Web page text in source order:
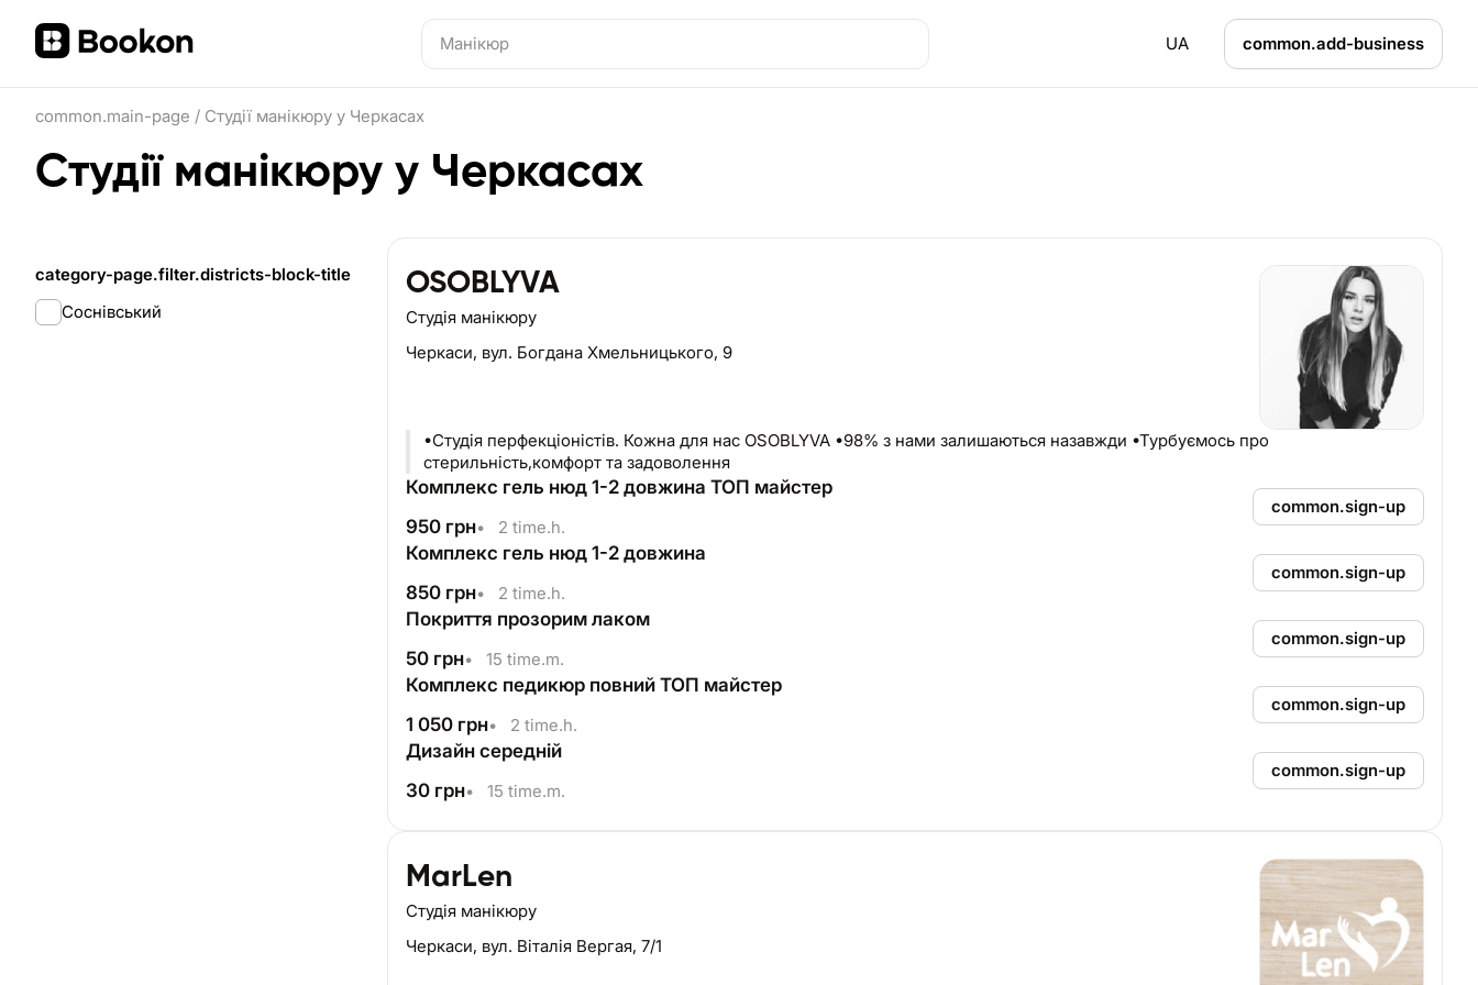
UA common.add-business
common.main-page / Студії манікюру у Черкасах
Студії манікюру у Черкасах
category-page.filter.districts-block-title
Соснівський
OSOBLYVA
Студія манікюру
Черкаси, вул. Богдана Хмельницького, 9
•Студія перфекціоністів. Кожна для нас OSOBLYVA •98% з нами залишаються назавжди •Турбуємось про
стерильність,комфорт та задоволення
Комплекс гель нюд 1-2 довжина ТОП майстер
950 грн• 2 time.h.
common.sign-up
Комплекс гель нюд 1-2 довжина
850 грн• 2 time.h.
common.sign-up
Покриття прозорим лаком
50 грн• 15 time.m.
common.sign-up
Комплекс педикюр повний ТОП майстер
1 050 грн• 2 time.h.
common.sign-up
Дизайн середній
30 грн• 15 time.m.
common.sign-up
MarLen
Студія манікюру
Черкаси, вул. Віталія Вергая, 7/1